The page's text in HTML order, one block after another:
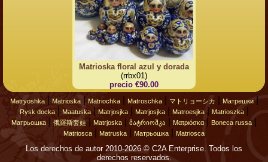
Matrioska floral azul y dorada
(rrbx01)
precio €90.00
Matryoshka| Matrioska| Matriochka| Matroschka| マトリョーシカ Матрешки|
Rysk docka| Maatuska| Matrjosjka| Matrjosjka| Matroesjka| Matrioszka|
Матрьошка 俄羅斯套娃 Matrjoska მატრიოშკა Ματριόσκα| Boneca russa
Matriosca Matruska Матрьошка Matriosca
Los derechos de autor 2010-2026 © C2A Enterprise. Todos los
derechos reservados.